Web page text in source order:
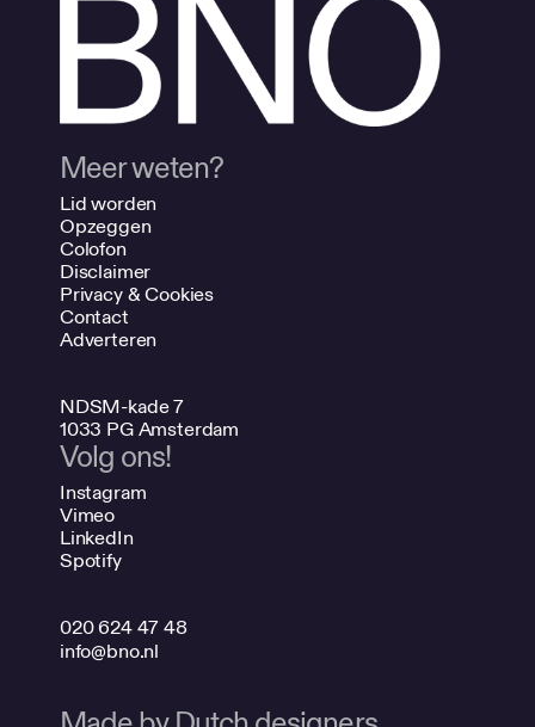
Meer weten?
Lid worden
Opzeggen
Colofon
Disclaimer
Privacy & Cookies
Contact
Adverteren
NDSM-kade 7
1033 PG Amsterdam
Volg ons!
Instagram
Vimeo
LinkedIn
Spotify
020 624 47 48
info@bno.nl